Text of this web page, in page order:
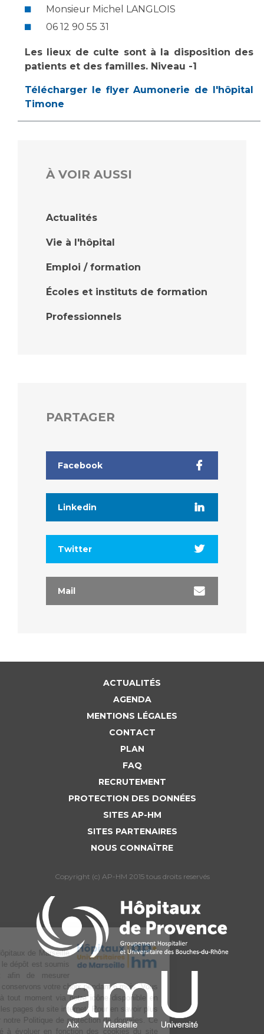
Monsieur Michel LANGLOIS
06 12 90 55 31
Les lieux de culte sont à la disposition des
patients et des familles. Niveau -1
Télécharger le flyer Aumonerie de l'hôpital
Timone
À VOIR AUSSI
Actualités
Vie à l'hôpital
Emploi / formation
Écoles et instituts de formation
Professionnels
PARTAGER
Facebook
Linkedin
Twitter
Mail
ACTUALITÉS
AGENDA
MENTIONS LÉGALES
CONTACT
PLAN
FAQ
RECRUTEMENT
PROTECTION DES DONNÉES
SITES AP-HM
SITES PARTENAIRES
NOUS CONNAÎTRE
Copyright (c) AP-HM 2015 tous droits reservés
L’Assistance publique Hôpitaux de Marseille
utilise des cookies dont le dépôt est soumis
à votre consentement afin de mesurer
l’audience du site. Nous conservons votre choix pendant 6 mois. Vous
pouvez changer d’avis à tout moment via notre icône disponible en
bas à gauche de toutes les pages du site internet. Pour en savoir plus
sur la gestion, consulter notre Politique de protection de données. Ce
texte pourra être amené à évoluer en fonction des cookies du site